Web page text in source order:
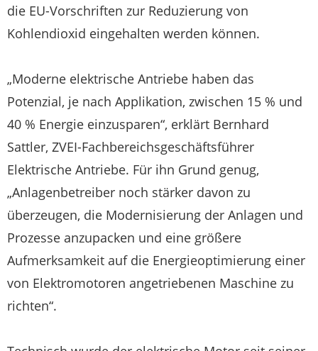
die EU-Vorschriften zur Reduzierung von
Kohlendioxid eingehalten werden können.
„Moderne elektrische Antriebe haben das
Potenzial, je nach Applikation, zwischen 15 % und
40 % Energie einzusparen“, erklärt Bernhard
Sattler, ZVEI-Fachbereichsgeschäftsführer
Elektrische Antriebe. Für ihn Grund genug,
„Anlagenbetreiber noch stärker davon zu
überzeugen, die Modernisierung der Anlagen und
Prozesse anzupacken und eine größere
Aufmerksamkeit auf die Energieoptimierung einer
von Elektromotoren angetriebenen Maschine zu
richten“.